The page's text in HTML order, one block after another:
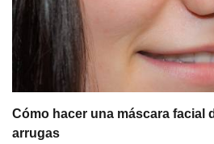
Cómo hacer una máscara facial
arrugas